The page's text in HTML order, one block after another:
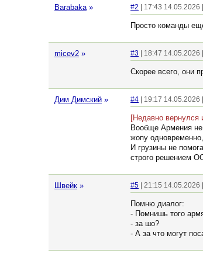
Barabaka » #2 | 17:43
Просто команды
micev2 » #3 | 18:47
Скорее всего, они
Дим Димский » #4 | 19:17
[Недавно вернулся
Вообще Армения
жопу
И грузины не
строго решением
Швейк » #5 | 21:15
Помню диалог:
- Помнишь того
- за шо?
- А за что могут